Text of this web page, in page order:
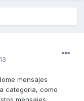
mensajes
categoria, como